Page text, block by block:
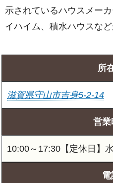
示されているハウスメー
イハイム、積水ハウスなど
所
滋賀県守山市吉身5-2-14
営業
10:00～17:30【定休日】
電